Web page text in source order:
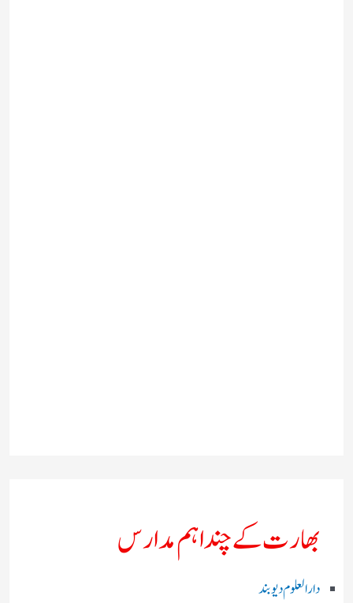
بھارت کے چند اہم مدارس
دارالعلوم دیوبند